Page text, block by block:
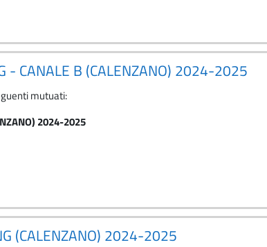
- CANALE B (CALENZANO) 2024-2025
mutuati:
2024-2025
(CALENZANO) 2024-2025